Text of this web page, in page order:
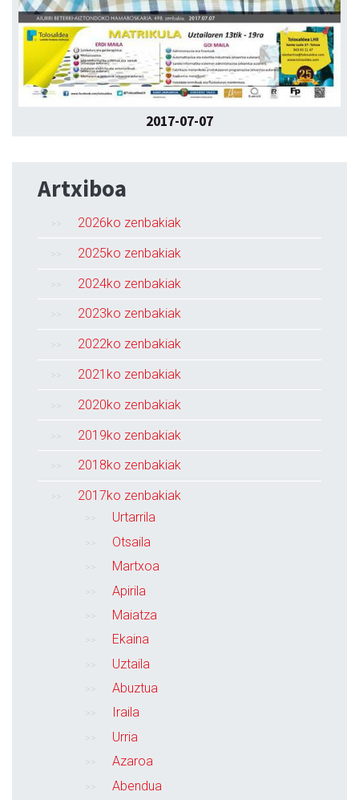
2017-07-07
Artxiboa
2026ko zenbakiak
2025ko zenbakiak
2024ko zenbakiak
2023ko zenbakiak
2022ko zenbakiak
2021ko zenbakiak
2020ko zenbakiak
2019ko zenbakiak
2018ko zenbakiak
2017ko zenbakiak
Urtarrila
Otsaila
Martxoa
Apirila
Maiatza
Ekaina
Uztaila
Abuztua
Iraila
Urria
Azaroa
Abendua